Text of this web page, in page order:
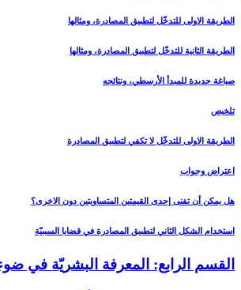
الطريقة الاولى للتدخّل لتطبيق المصادرة، ومثالها
الطريقة الثانية للتدخّل لتطبيق المصادرة، ومثالها
صياغة جديدة للمبدأ الأرسطي، ونتائجه
تلخيص
الطريقة الاولى للتدخّل لا تكفي لتطبيق المصادرة
اعتراض وجواب
هل يمكن أن تفنى إحدى القيمتين المتساويتين دون الاخرى؟
استخدام الشكل الثاني لتطبيق المصادرة في قضايا السببيّة
القسم الرابع: المعرفة البشريّة في